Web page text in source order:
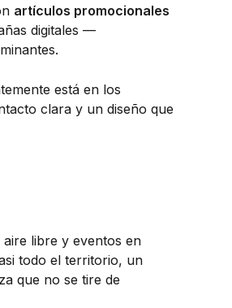
artículos promocionales
digitales —
está en los
clara y un diseño que
libre y eventos en
todo el territorio, un
que no se tire de